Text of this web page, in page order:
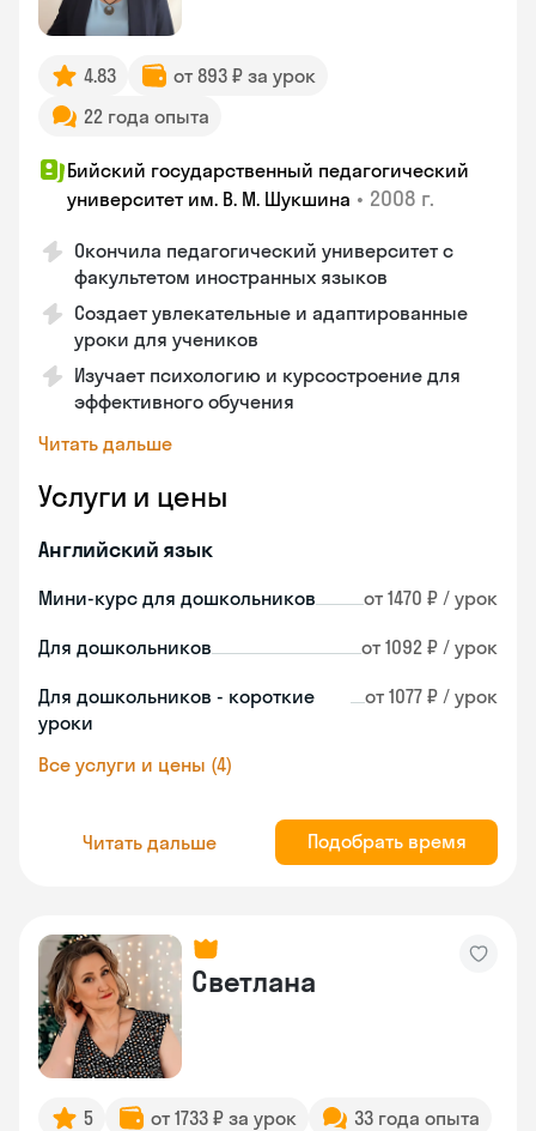
4.83
от 893 ₽ за урок
22 года опыта
Бийский государственный педагогический
университет им. В. М. Шукшина • 2008 г.
Окончила педагогический университет с
факультетом иностранных языков
Создает увлекательные и адаптированные
уроки для учеников
Изучает психологию и курсостроение для
эффективного обучения
Читать дальше
Услуги и цены
Английский язык
Мини-курс для дошкольников от 1470 ₽ / урок
Для дошкольников от 1092 ₽ / урок
Для дошкольников - короткие
уроки
от 1077 ₽ / урок
Все услуги и цены (4)
Читать дальше Подобрать время
Светлана
5 от 1733 ₽ за урок 33 года опыта